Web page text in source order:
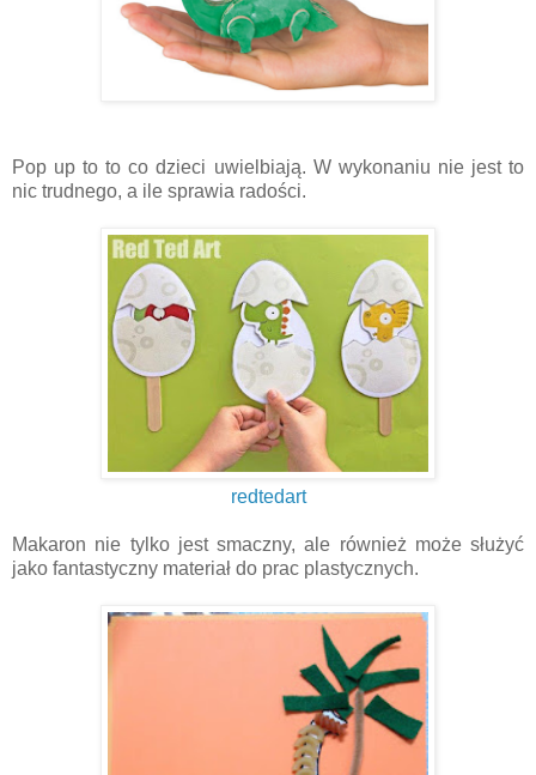
Pop up to to co dzieci uwielbiają. W wykonaniu nie jest to
nic trudnego, a ile sprawia radości.
redtedart
Makaron nie tylko jest smaczny, ale również może służyć
jako fantastyczny materiał do prac plastycznych.